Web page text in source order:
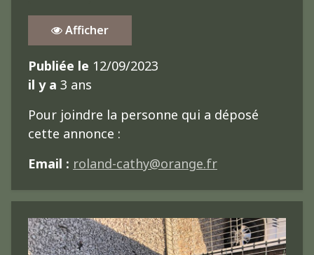
Afficher
Publiée le 12/09/2023
il y a 3 ans
Pour joindre la personne qui a déposé
cette annonce :
Email : roland-cathy@orange.fr